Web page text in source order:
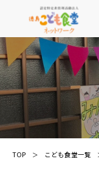
TOP こども食堂一覧